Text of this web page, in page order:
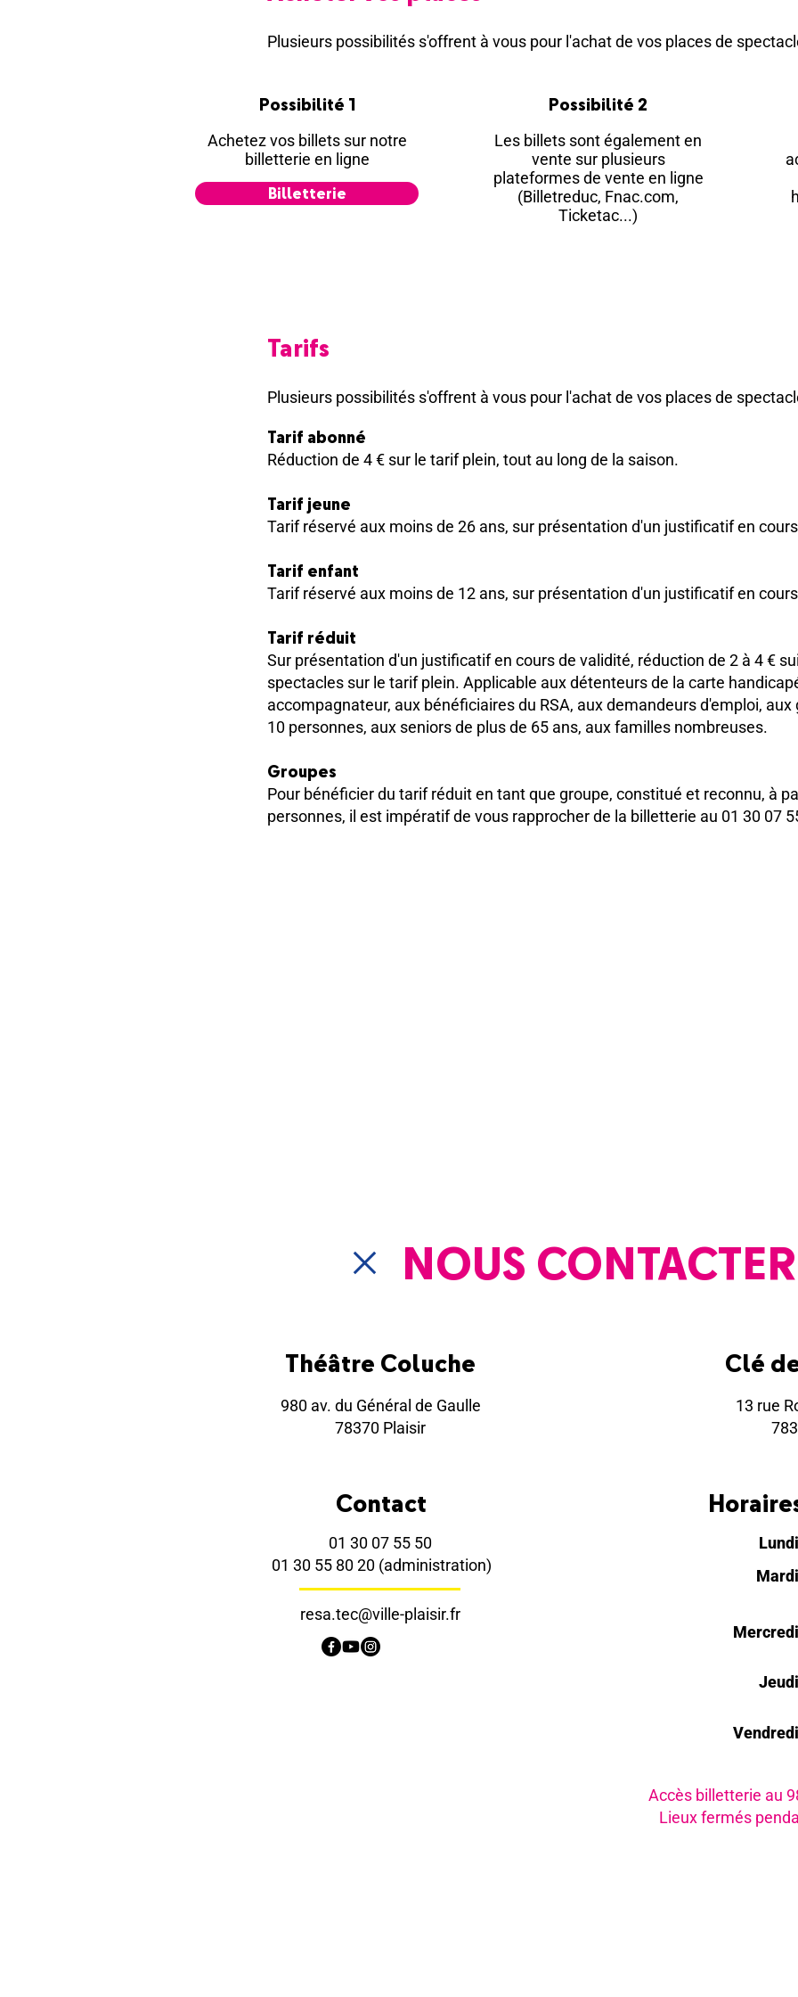
Plusieurs possibilités s'offrent à vous pour l'achat de vos places de
Possibilité 1
Achetez vos billets sur notre
billetterie en ligne
Billetterie
Possibilité 2
Les billets sont également en
vente sur plusieurs
plateformes de vente en ligne
(Billetreduc, Fnac.com,
Ticketac...)
Tarifs
Plusieurs possibilités s'offrent à vous pour l'achat de vos places de
Tarif abonné
Réduction de 4 € sur le tarif plein, tout au long de la saison.
Tarif jeune
Tarif réservé aux moins de 26 ans, sur présentation d'un justificatif en
Tarif enfant
Tarif réservé aux moins de 12 ans, sur présentation d'un justificatif en
Tarif réduit
Sur présentation d'un justificatif en cours de validité, réduction de 2 à 4 €
spectacles sur le tarif plein. Applicable aux détenteurs de la carte
accompagnateur, aux bénéficiaires du RSA, aux demandeurs d'emploi, aux
10 personnes, aux seniors de plus de 65 ans, aux familles nombreuses.
Groupes
Pour bénéficier du tarif réduit en tant que groupe, constitué et reconnu, à
personnes, il est impératif de vous rapprocher de la billetterie au 01 30 07
NOUS CONTACTER
Théâtre Coluche
980 av. du Général de Gaulle
78370 Plaisir
Clé
13 rue
Contact
01 30 07 55 50
01 30 55 80 20 (administration)
resa.tec@ville-plaisir.fr
Lundi
Mardi
Mercredi
Jeudi
Vendredi
Accès billetterie au
Lieux fermés